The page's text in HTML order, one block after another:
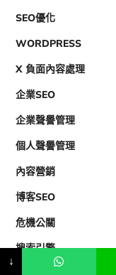
SEO優化
WORDPRESS
X 負面內容處理
企業SEO
企業聲譽管理
個人聲譽管理
內容營銷
博客SEO
危機公關
搜索引擎
↓